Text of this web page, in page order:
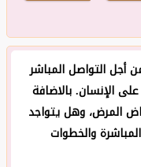
أجل التواصل المباشر
الإنسان. بالاضافة
المرض، وهل يتواجد
والخطوات